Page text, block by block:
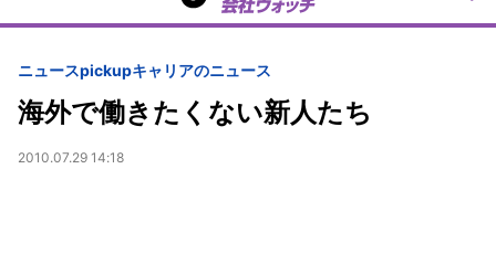
ニュースpickupキャリアのニュース
海外で働きたくない新人たち
2010.07.29 14:18